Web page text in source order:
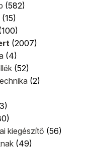
(582)
(15)
(2007)
(4)
(52)
(2)
kiegészítő (56)
(49)